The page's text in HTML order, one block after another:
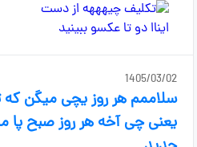
1405/03/02
سلاممم هر روز یچی میگن که
یعنی چی آخه هر روز صبح